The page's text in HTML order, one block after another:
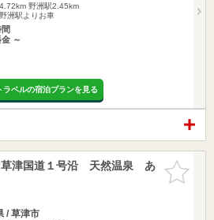
野洲駅2.45km
洲駅よりお車
～
ラベルの宿泊プランを見る
お気に入
りに追加
草津国道１号沿 天然温泉 あ
/ 草津市